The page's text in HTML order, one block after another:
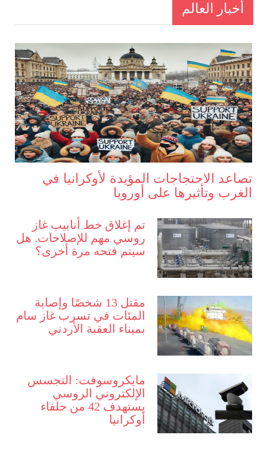
أخبار العالم
تصاعد الاحتجاجات المؤيدة لأوكرانيا في
الغرب وتأثيرها على أوروبا
تم إغلاق خط أنابيب غاز
روسي مهم للإصلاحات. هل
سيتم فتحه مرة أخرى؟
مقتل 13 شخصًا وإصابة
المئات في تسرب غاز سام
بميناء العقبة الأردني
مايكروسوفت: التجسس
الإلكتروني الروسي
يستهدف 42 من حلفاء
أوكرانيا